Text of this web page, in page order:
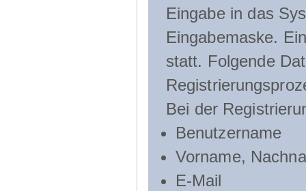
Eingabe in das
Eingabemaske.
statt. Folgende
Bei der
Benutzername
Vorname,
E-Mail